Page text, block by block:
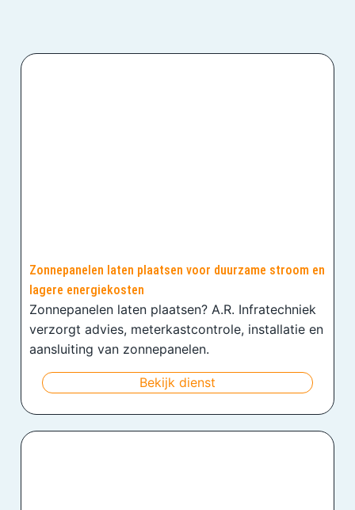
Zonnepanelen laten plaatsen voor duurzame stroom en
lagere energiekosten
Zonnepanelen laten plaatsen? A.R. Infratechniek
verzorgt advies, meterkastcontrole, installatie en
aansluiting van zonnepanelen.
Bekijk dienst